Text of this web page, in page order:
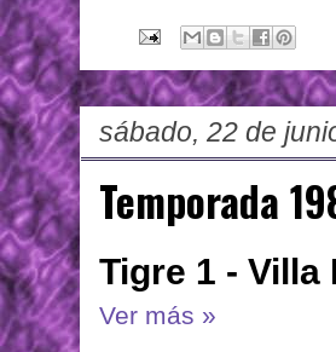
sábado, 22 de
Temporada
Tigre 1 - Villa
Ver más »